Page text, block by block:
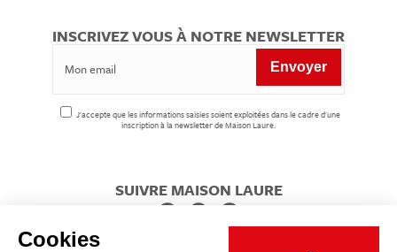
INSCRIVEZ VOUS À NOTRE NEWSLETTER
J'accepte que les informations saisies soient exploitées dans le cadre d'une
inscription à la newsletter de Maison Laure.
SUIVRE MAISON LAURE
Cookies